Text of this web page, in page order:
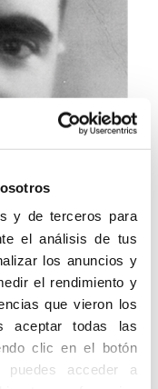
y de terceros para
el análisis de tus
los anuncios y
el rendimiento y
que vieron los
aceptar todas las
clic en el botón
puedes acceder a